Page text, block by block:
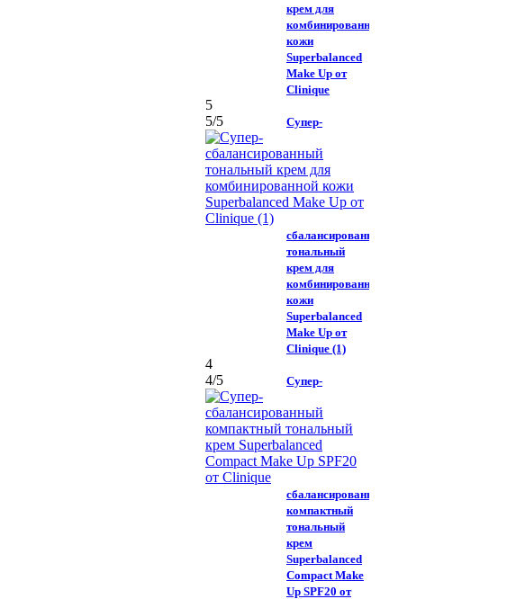
крем для
комбинированной
кожи
Superbalanced
Make Up от
Clinique
5
5/5 Супер-
сбалансированный
тональный
крем для
комбинированной
кожи
Superbalanced
Make Up от
Clinique (1)
4
4/5 Супер-
сбалансированный
компактный
тональный
крем
Superbalanced
Compact Make
Up SPF20 от